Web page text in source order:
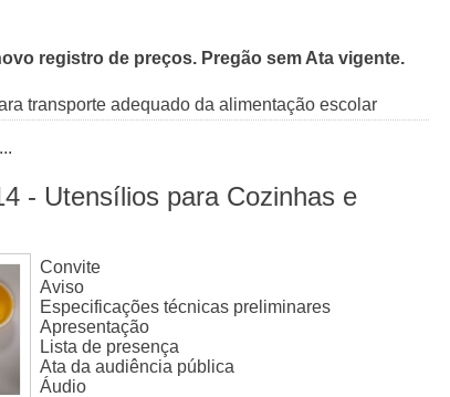
registro de preços. Pregão sem Ata vigente.
transporte adequado da alimentação escolar
- Utensílios para Cozinhas e
Convite
Aviso
Especificações técnicas preliminares
Apresentação
Lista de presença
Ata da audiência pública
Áudio